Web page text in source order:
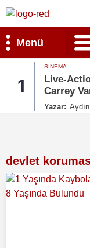
Menü
1
SINEMA
Live-
Carrey
Yazar:
devlet